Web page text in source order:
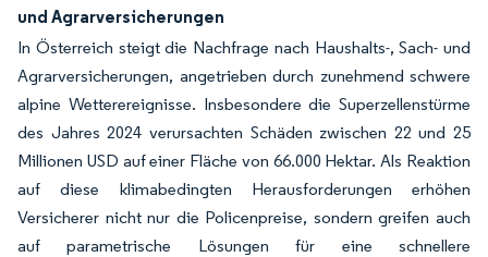
und Agrarversicherungen
In Österreich steigt die Nachfrage nach Haushalts-, Sach- und
Agrarversicherungen, angetrieben durch zunehmend schwere
alpine Wetterereignisse. Insbesondere die Superzellenstürme
des Jahres 2024 verursachten Schäden zwischen 22 und 25
Millionen USD auf einer Fläche von 66.000 Hektar. Als Reaktion
auf diese klimabedingten Herausforderungen erhöhen
Versicherer nicht nur die Policenpreise, sondern greifen auch
auf parametrische Lösungen für eine schnellere